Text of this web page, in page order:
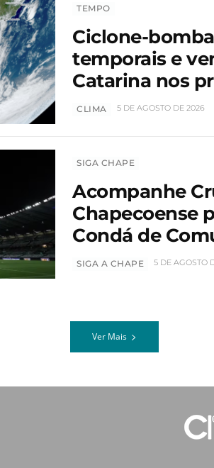
TEMPO
Ciclone-
temporais e
Catarina nos
CLIMA 5 DE AGOSTO DE 2026
SIGA CHAPE
Acompanhe
Chapecoense
Condá de
SIGA A CHAPE 5 DE AGOSTO
Ver Mais